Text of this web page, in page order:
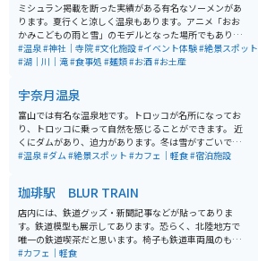
ミシュラン掲載を断った実績がある有名なソーメンがあ
ります。夏行くと涼しく温泉もあります。アニメ「おお
かみこどもの雨と雪」のモデルとなった場所でもありま
す。 滝に打たれる体験もできます。山菜料理やかき氷も
おいしく、お土産にあんころ餅がオススメです。近くに
#温泉#神社｜寺院#文化施設#イベント体験#絶景スポット
#湖｜川｜滝#食事処 #麺類#お酒#お土産
宇奈月温泉
富山では有名な温泉地です。トロッコが名所になってお
り、トロッコに乗って自然を感じることができます。 近
くにダムがあり、迫力があります。冬は雪がすごいです
が、絶景です。
#温泉#ダム#絶景スポット #カフェ｜軽食#宿泊施設
珈琲駅 BLUR TRAIN
店内には、鉄道グッズ・新聞記事などが貼ってありま
す。鉄道模型も展示してあります。恐らく、北陸地方で
唯一の鉄道喫茶だと思います。椅子も鉄道車両風のもの
でした。テレビ取材も多数来ているそうです。
#カフェ｜軽食